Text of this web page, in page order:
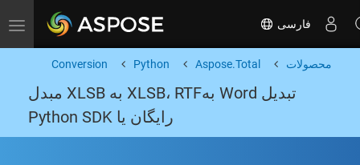
Toggle navigation فارسی
محصولات Aspose.Total
Python
Conversion
تبدیل Word بهXLSB، RTF به XLSB مبدل
رایگان یا Python SDK